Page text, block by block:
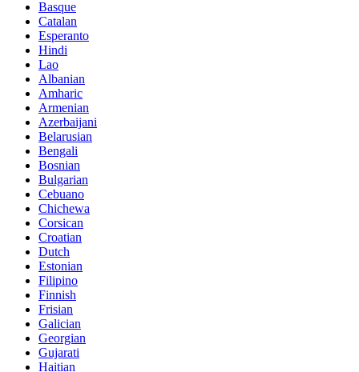
Basque
Catalan
Esperanto
Hindi
Lao
Albanian
Amharic
Armenian
Azerbaijani
Belarusian
Bengali
Bosnian
Bulgarian
Cebuano
Chichewa
Corsican
Croatian
Dutch
Estonian
Filipino
Finnish
Frisian
Galician
Georgian
Gujarati
Haitian